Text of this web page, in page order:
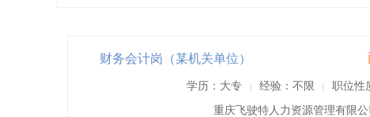
财务会计岗（某机关单位）
学历：大专 | 经验：不限 | 职位性
重庆飞驶特人力资源管理有限